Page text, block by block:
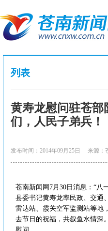
列表
黄寿龙慰问驻苍部
们，人民子弟兵！
发布时间：2014年09月25日 来源：
苍南新闻网7月30日消息：“八
县委书记黄寿龙率民政、交通
雷达站、霞关空军监测站等地
去节日的祝福，共叙鱼水情深